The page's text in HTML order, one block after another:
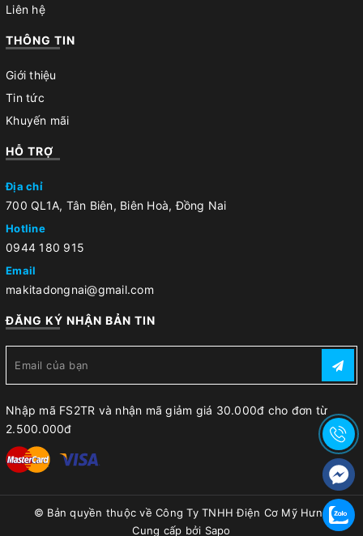
Liên hệ
THÔNG TIN
Giới thiệu
Tin tức
Khuyến mãi
HỖ TRỢ
Địa chỉ
700 QL1A, Tân Biên, Biên Hoà, Đồng Nai
Hotline
0944 180 915
Email
makitadongnai@gmail.com
ĐĂNG KÝ NHẬN BẢN TIN
Nhập mã FS2TR và nhận mã giảm giá 30.000đ cho đơn từ
2.500.000đ
© Bản quyền thuộc vềCông Ty TNHH Điện Cơ Mỹ Hưng
Cung cấp bởi Sapo